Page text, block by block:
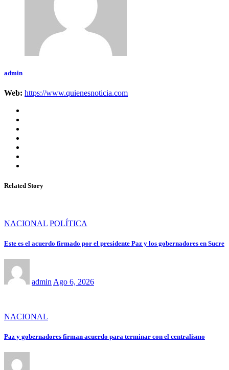
admin
Web: https://www.quienesnoticia.com
Related Story
NACIONAL POLÍTICA
Este es el acuerdo firmado por el presidente Paz y los gobernadores en Sucre
admin Ago 6, 2026
NACIONAL
Paz y gobernadores firman acuerdo para terminar con el centralismo